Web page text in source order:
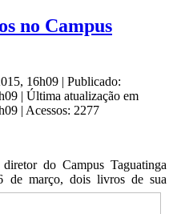
no Campus
16h09 | Publicado:
| Última atualização em
| Acessos: 2277
do Campus Taguatinga
de março, dois livros de sua